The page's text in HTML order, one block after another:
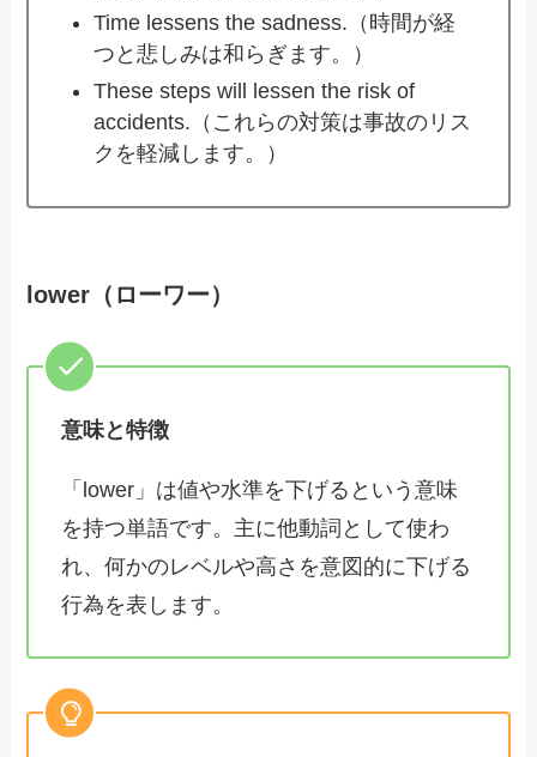
Time lessens the sadness.（時間が経
つと悲しみは和らぎます。）
These steps will lessen the risk of
accidents.（これらの対策は事故のリス
クを軽減します。）
lower（ローワー）
意味と特徴
「lower」は値や水準を下げるという意味
を持つ単語です。主に他動詞として使わ
れ、何かのレベルや高さを意図的に下げる
行為を表します。